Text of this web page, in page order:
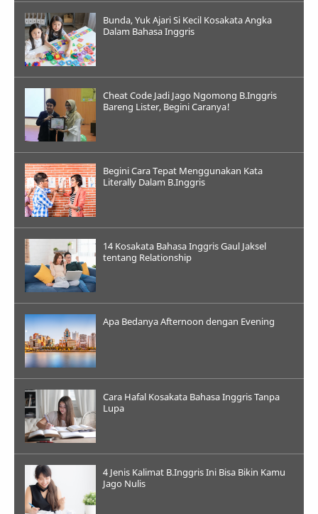
Bunda, Yuk Ajari Si Kecil Kosakata Angka
Dalam Bahasa Inggris
Cheat Code Jadi Jago Ngomong B.Inggris
Bareng Lister, Begini Caranya!
Begini Cara Tepat Menggunakan Kata
Literally Dalam B.Inggris
14 Kosakata Bahasa Inggris Gaul Jaksel
tentang Relationship
Apa Bedanya Afternoon dengan Evening
Cara Hafal Kosakata Bahasa Inggris Tanpa
Lupa
4 Jenis Kalimat B.Inggris Ini Bisa Bikin Kamu
Jago Nulis